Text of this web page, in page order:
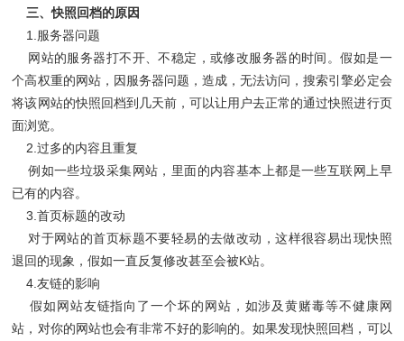
三、快照回档的原因
1.服务器问题
网站的服务器打不开、不稳定，或修改服务器的时间。假如是一
个高权重的网站，因服务器问题，造成，无法访问，搜索引擎必定会
将该网站的快照回档到几天前，可以让用户去正常的通过快照进行页
面浏览。
2.过多的内容且重复
例如一些垃圾采集网站，里面的内容基本上都是一些互联网上早
已有的内容。
3.首页标题的改动
对于网站的首页标题不要轻易的去做改动，这样很容易出现快照
退回的现象，假如一直反复修改甚至会被K站。
4.友链的影响
假如网站友链指向了一个坏的网站，如涉及黄赌毒等不健康网
站，对你的网站也会有非常不好的影响的。如果发现快照回档，可以